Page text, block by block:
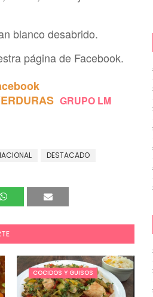
blanco desabrido.
página de Facebook.
GRUPO LM
DESTACADO
COCIDOS Y GUISOS